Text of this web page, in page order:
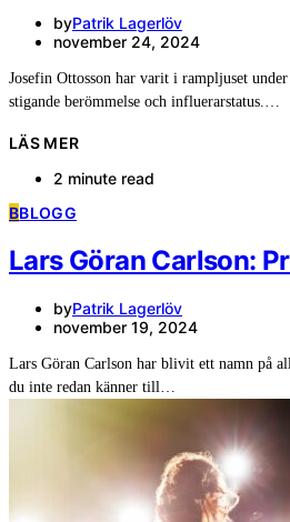
byPatrik Lagerlöv
november 24, 2024
Josefin Ottosson har varit i rampljuset
stigande berömmelse och influerarstatus.…
LÄS MER
2 minute read
BBLOGG
Lars Göran Carlson:
byPatrik Lagerlöv
november 19, 2024
Lars Göran Carlson har blivit ett namn på
du inte redan känner till…